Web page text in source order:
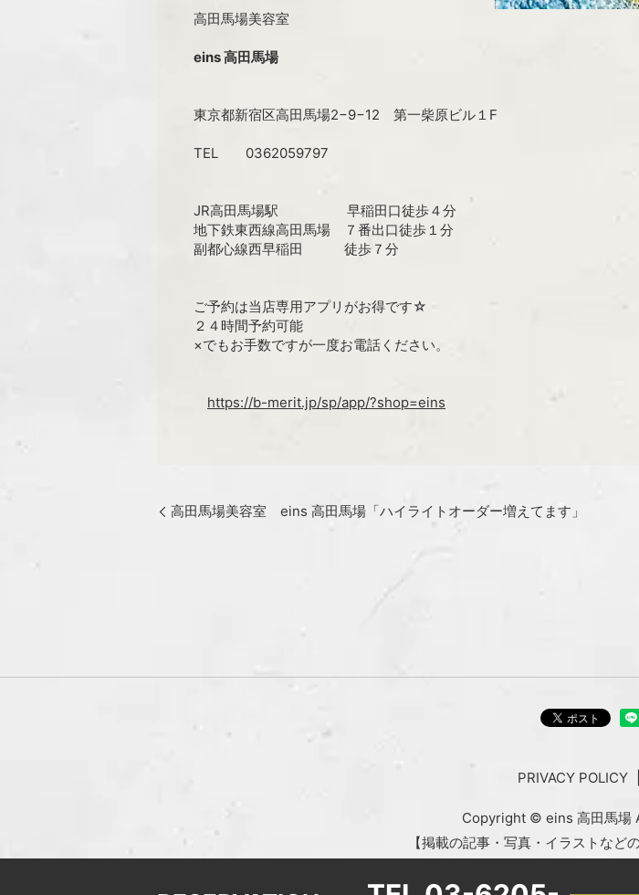
高田馬場美容室
eins 高田馬場
東京都新宿区高田馬場2−9−12 第一柴原ビル１F
TEL 0362059797
JR高田馬場駅 早稲田口徒歩４分
地下鉄東西線高田馬場 ７番出口徒歩１分
副都心線西早稲田 徒歩７分
ご予約は当店専用アプリがお得です☆
２４時間予約可能
×でもお手数ですが一度お電話ください。
https://b-merit.jp/sp/app/?shop=eins
高田馬場美容室 eins 高田馬場「ハイライトオーダー増えてます」
PRIVACY POLICY
Copyright © eins 高田馬場
【掲載の記事・写真・イラストなど